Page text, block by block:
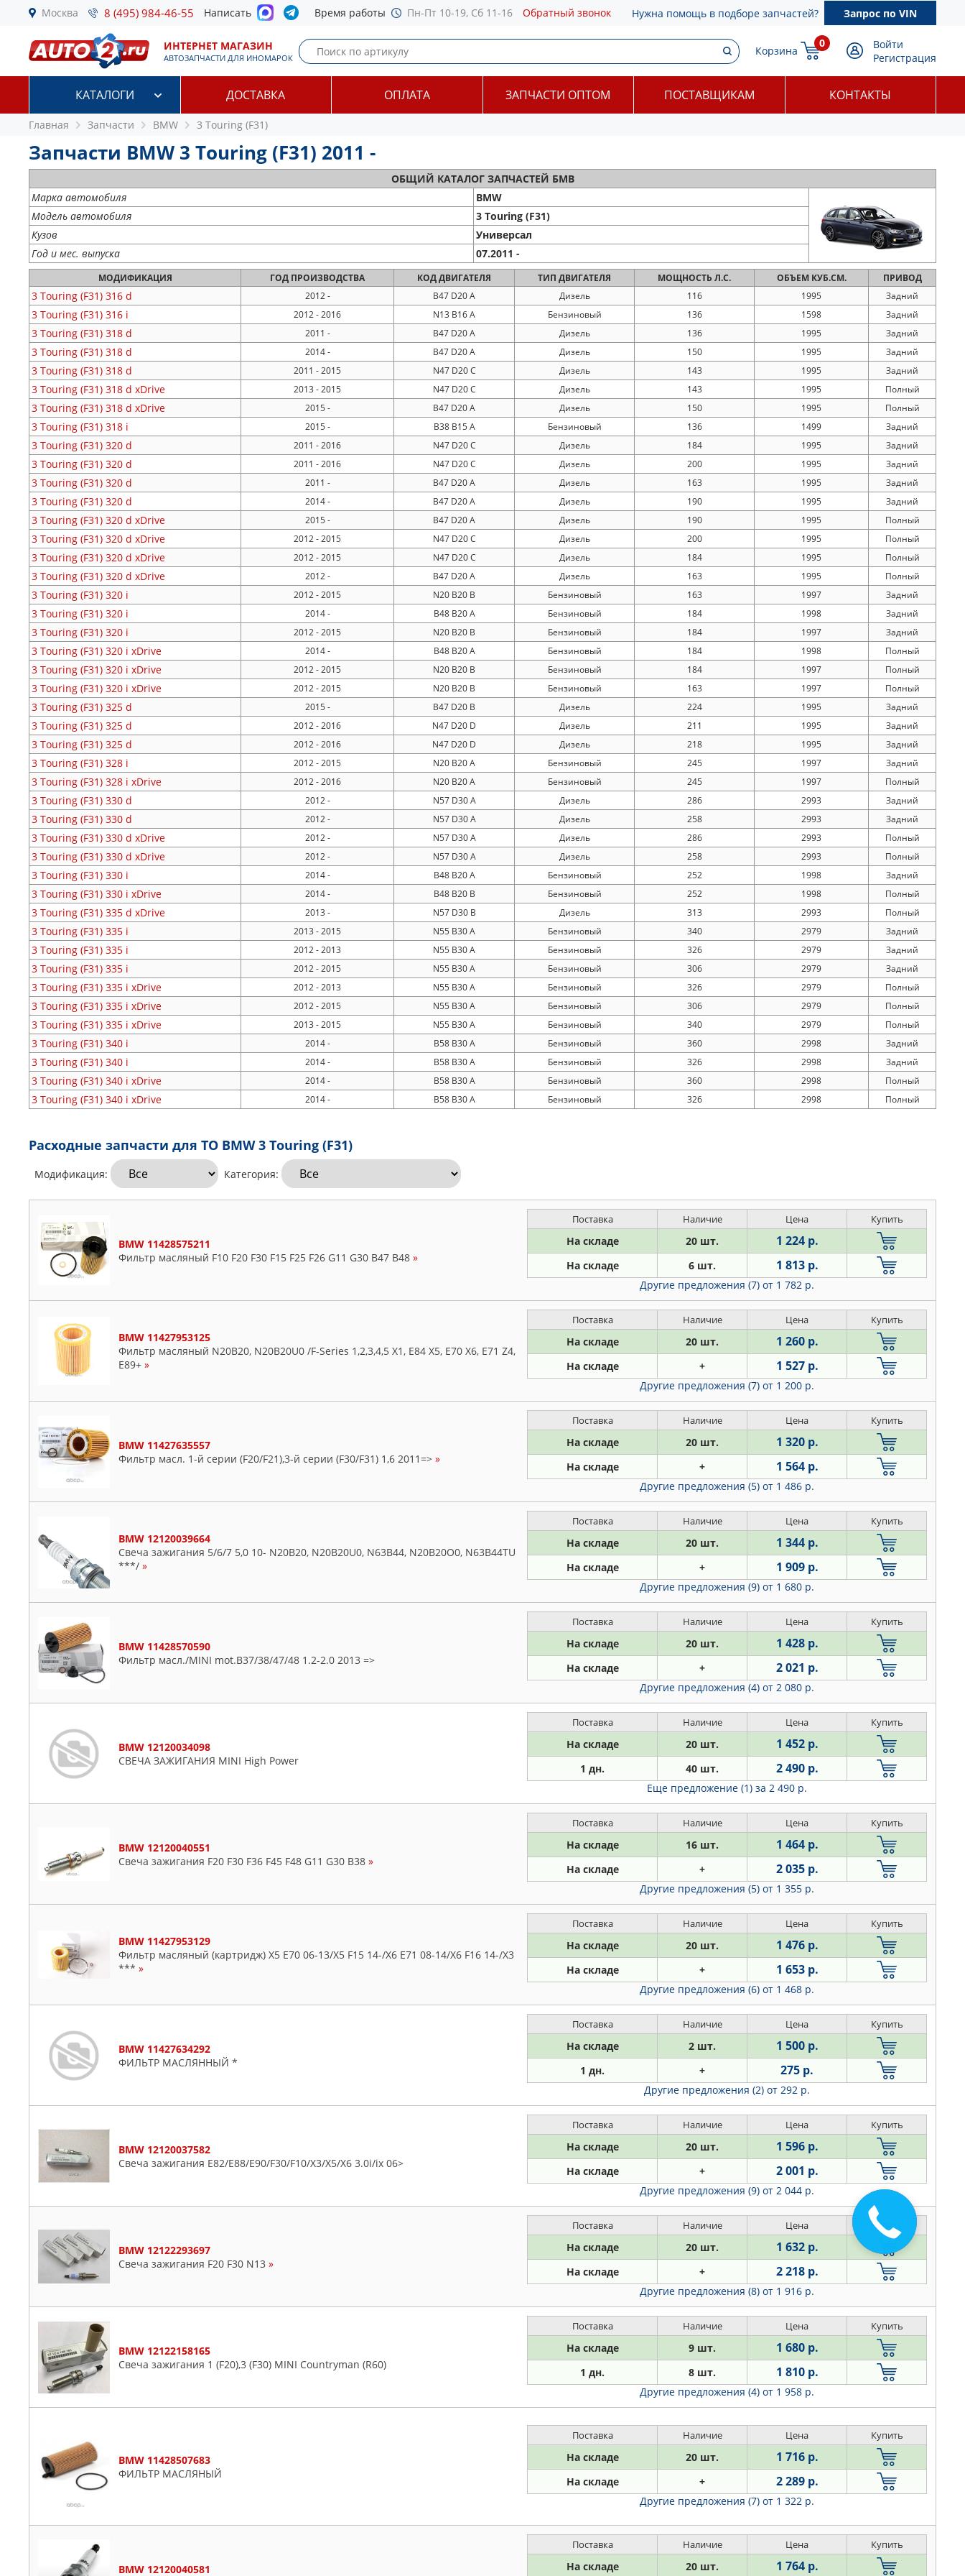
Москва 8 (495) 984-46-55 Написать Время работы Пн-Пт 10-19, Сб 11-16 Обратный звонок Нужна помощь в подборе запчастей? Запрос по VIN
ИНТЕРНЕТ МАГАЗИН
АВТОЗАПЧАСТИ ДЛЯ ИНОМАРОК
Корзина
0
Войти
Регистрация
КАТАЛОГИ ДОСТАВКА ОПЛАТА ЗАПЧАСТИ ОПТОМ ПОСТАВЩИКАМ КОНТАКТЫ
Главная Запчасти BMW 3 Touring (F31)
Запчасти BMW 3 Touring (F31) 2011 -
ОБЩИЙ КАТАЛОГ ЗАПЧАСТЕЙ БМВ
Марка автомобиля
BMW
Модель автомобиля
3 Touring (F31)
Кузов
Универсал
Год и мес. выпуска
07.2011 -
МОДИФИКАЦИЯ ГОД ПРОИЗВОДСТВА КОДДВИГАТЕЛЯ ТИП ДВИГАТЕЛЯ МОЩНОСТЬ Л.С. ОБЪЕМ КУБ.СМ. ПРИВОД
3 Touring (F31) 316 d 2012 - B47 D20 A Дизель 116 1995 Задний
3 Touring (F31) 316 i 2012 - 2016 N13 B16 A Бензиновый 136 1598 Задний
3 Touring (F31) 318 d 2011 - B47 D20 A Дизель 136 1995 Задний
3 Touring (F31) 318 d 2014 - B47 D20 A Дизель 150 1995 Задний
3 Touring (F31) 318 d 2011 - 2015 N47 D20 C Дизель 143 1995 Задний
3 Touring (F31) 318 d xDrive 2013 - 2015 N47 D20 C Дизель 143 1995 Полный
3 Touring (F31) 318 d xDrive 2015 - B47 D20 A Дизель 150 1995 Полный
3 Touring (F31) 318 i 2015 - B38 B15 A Бензиновый 136 1499 Задний
3 Touring (F31) 320 d 2011 - 2016 N47 D20 C Дизель 184 1995 Задний
3 Touring (F31) 320 d 2011 - 2016 N47 D20 C Дизель 200 1995 Задний
3 Touring (F31) 320 d 2011 - B47 D20 A Дизель 163 1995 Задний
3 Touring (F31) 320 d 2014 - B47 D20 A Дизель 190 1995 Задний
3 Touring (F31) 320 d xDrive 2015 - B47 D20 A Дизель 190 1995 Полный
3 Touring (F31) 320 d xDrive 2012 - 2015 N47 D20 C Дизель 200 1995 Полный
3 Touring (F31) 320 d xDrive 2012 - 2015 N47 D20 C Дизель 184 1995 Полный
3 Touring (F31) 320 d xDrive 2012 - B47 D20 A Дизель 163 1995 Полный
3 Touring (F31) 320 i 2012 - 2015 N20 B20 B Бензиновый 163 1997 Задний
3 Touring (F31) 320 i 2014 - B48 B20 A Бензиновый 184 1998 Задний
3 Touring (F31) 320 i 2012 - 2015 N20 B20 B Бензиновый 184 1997 Задний
3 Touring (F31) 320 i xDrive 2014 - B48 B20 A Бензиновый 184 1998 Полный
3 Touring (F31) 320 i xDrive 2012 - 2015 N20 B20 B Бензиновый 184 1997 Полный
3 Touring (F31) 320 i xDrive 2012 - 2015 N20 B20 B Бензиновый 163 1997 Полный
3 Touring (F31) 325 d 2015 - B47 D20 B Дизель 224 1995 Задний
3 Touring (F31) 325 d 2012 - 2016 N47 D20 D Дизель 211 1995 Задний
3 Touring (F31) 325 d 2012 - 2016 N47 D20 D Дизель 218 1995 Задний
3 Touring (F31) 328 i 2012 - 2015 N20 B20 A Бензиновый 245 1997 Задний
3 Touring (F31) 328 i xDrive 2012 - 2016 N20 B20 A Бензиновый 245 1997 Полный
3 Touring (F31) 330 d 2012 - N57 D30 A Дизель 286 2993 Задний
3 Touring (F31) 330 d 2012 - N57 D30 A Дизель 258 2993 Задний
3 Touring (F31) 330 d xDrive 2012 - N57 D30 A Дизель 286 2993 Полный
3 Touring (F31) 330 d xDrive 2012 - N57 D30 A Дизель 258 2993 Полный
3 Touring (F31) 330 i 2014 - B48 B20 A Бензиновый 252 1998 Задний
3 Touring (F31) 330 i xDrive 2014 - B48 B20 B Бензиновый 252 1998 Полный
3 Touring (F31) 335 d xDrive 2013 - N57 D30 B Дизель 313 2993 Полный
3 Touring (F31) 335 i 2013 - 2015 N55 B30 A Бензиновый 340 2979 Задний
3 Touring (F31) 335 i 2012 - 2013 N55 B30 A Бензиновый 326 2979 Задний
3 Touring (F31) 335 i 2012 - 2015 N55 B30 A Бензиновый 306 2979 Задний
3 Touring (F31) 335 i xDrive 2012 - 2013 N55 B30 A Бензиновый 326 2979 Полный
3 Touring (F31) 335 i xDrive 2012 - 2015 N55 B30 A Бензиновый 306 2979 Полный
3 Touring (F31) 335 i xDrive 2013 - 2015 N55 B30 A Бензиновый 340 2979 Полный
3 Touring (F31) 340 i 2014 - B58 B30 A Бензиновый 360 2998 Задний
3 Touring (F31) 340 i 2014 - B58 B30 A Бензиновый 326 2998 Задний
3 Touring (F31) 340 i xDrive 2014 - B58 B30 A Бензиновый 360 2998 Полный
3 Touring (F31) 340 i xDrive 2014 - B58 B30 A Бензиновый 326 2998 Полный
Расходные запчасти для ТО BMW 3 Touring (F31)
Модификация: Категория:
BMW 11428575211
Фильтр масляный F10 F20 F30 F15 F25 F26 G11 G30 B47 B48 »
Поставка Наличие Цена Купить
На складе 20 шт. 1 224 р.
На складе 6 шт. 1 813 р.
Другие предложения (7) от 1 782 р.
BMW 11427953125
Фильтр масляный N20B20, N20B20U0 /F-Series 1,2,3,4,5 X1, E84 X5, E70 X6, E71 Z4,
E89+ »
Поставка Наличие Цена Купить
На складе 20 шт. 1 260 р.
На складе + 1 527 р.
Другие предложения (7) от 1 200 р.
BMW 11427635557
Фильтр масл. 1-й серии (F20/F21),3-й серии (F30/F31) 1,6 2011=> »
Поставка Наличие Цена Купить
На складе 20 шт. 1 320 р.
На складе + 1 564 р.
Другие предложения (5) от 1 486 р.
BMW 12120039664
Свеча зажигания 5/6/7 5,0 10- N20B20, N20B20U0, N63B44, N20B20O0, N63B44TU
***/ »
Поставка Наличие Цена Купить
На складе 20 шт. 1 344 р.
На складе + 1 909 р.
Другие предложения (9) от 1 680 р.
BMW 11428570590
Фильтр масл./MINI mot.B37/38/47/48 1.2-2.0 2013 =>
Поставка Наличие Цена Купить
На складе 20 шт. 1 428 р.
На складе + 2 021 р.
Другие предложения (4) от 2 080 р.
BMW 12120034098
СВЕЧА ЗАЖИГАНИЯ MINI High Power
Поставка Наличие Цена Купить
На складе 20 шт. 1 452 р.
1 дн. 40 шт. 2 490 р.
Еще предложение (1) за 2 490 р.
BMW 12120040551
Свеча зажигания F20 F30 F36 F45 F48 G11 G30 B38 »
Поставка Наличие Цена Купить
На складе 16 шт. 1 464 р.
На складе + 2 035 р.
Другие предложения (5) от 1 355 р.
BMW 11427953129
Фильтр масляный (картридж) X5 E70 06-13/X5 F15 14-/X6 E71 08-14/X6 F16 14-/X3
*** »
Поставка Наличие Цена Купить
На складе 20 шт. 1 476 р.
На складе + 1 653 р.
Другие предложения (6) от 1 468 р.
BMW 11427634292
ФИЛЬТР МАСЛЯННЫЙ *
Поставка Наличие Цена Купить
На складе 2 шт. 1 500 р.
1 дн. + 275 р.
Другие предложения (2) от 292 р.
BMW 12120037582
Свеча зажигания E82/E88/E90/F30/F10/X3/X5/X6 3.0i/ix 06>
Поставка Наличие Цена Купить
На складе 20 шт. 1 596 р.
На складе + 2 001 р.
Другие предложения (9) от 2 044 р.
BMW 12122293697
Свеча зажигания F20 F30 N13 »
Поставка Наличие Цена Купить
На складе 20 шт. 1 632 р.
На складе + 2 218 р.
Другие предложения (8) от 1 916 р.
BMW 12122158165
Свеча зажигания 1 (F20),3 (F30) MINI Countryman (R60)
Поставка Наличие Цена Купить
На складе 9 шт. 1 680 р.
1 дн. 8 шт. 1 810 р.
Другие предложения (4) от 1 958 р.
BMW 11428507683
ФИЛЬТР МАСЛЯНЫЙ
Поставка Наличие Цена Купить
На складе 20 шт. 1 716 р.
На складе + 2 289 р.
Другие предложения (7) от 1 322 р.
BMW 12120040581
Поставка Наличие Цена Купить
На складе 20 шт. 1 764 р.
Закажите
звонок